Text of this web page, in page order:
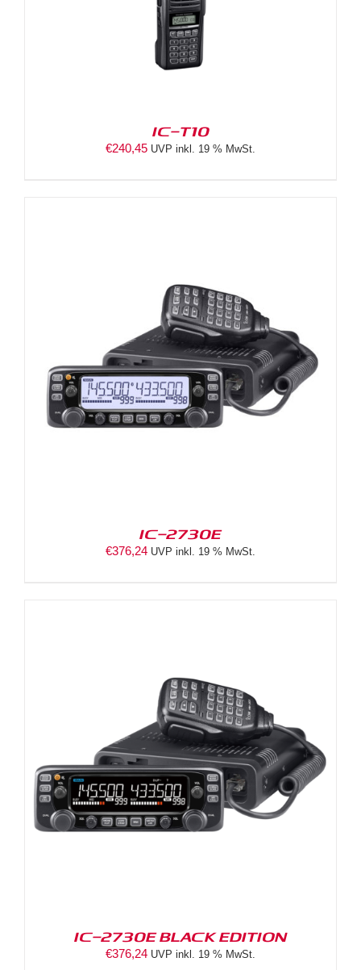
IC-T10
€240,45 UVP inkl. 19 % MwSt.
IC-2730E
€376,24 UVP inkl. 19 % MwSt.
IC-2730E BLACK EDITION
€376,24 UVP inkl. 19 % MwSt.